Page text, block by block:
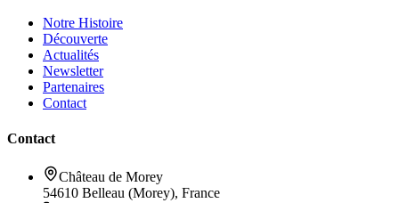
Notre Histoire
Découverte
Actualités
Newsletter
Partenaires
Contact
Contact
Château de Morey
54610 Belleau (Morey), France